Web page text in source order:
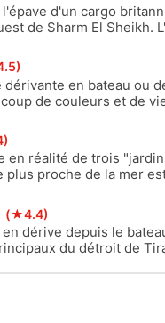
d'un cargo
de Sharm El Sheikh.
dérivante en bateau ou
de couleurs et de
mur profond, mais
votre droite, vous
en réalité de trois
plus proche de la mer
qui donnent à
(★4.4)
dérive depuis le
du détroit de